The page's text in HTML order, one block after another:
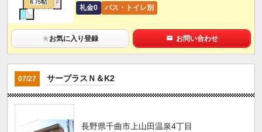
礼金0
バス・トイレ別
★お気に入り登録 お問い合わせ
07/27 サープラスＮ＆K2
長野県千曲市上山田温泉4丁目